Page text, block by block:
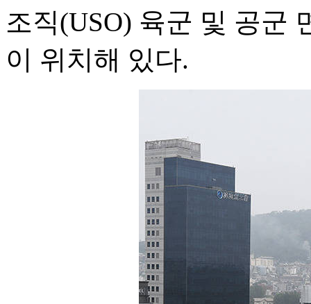
조직(USO) 육군 및 공군
이 위치해 있다.